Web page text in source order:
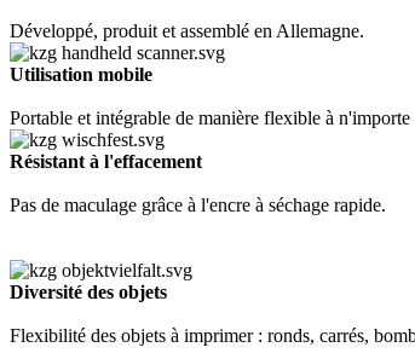
Développé, produit et assemblé en Allemagne.
Utilisation mobile
Portable et intégrable de manière flexible à
Résistant à l'effacement
Pas de maculage grâce à l'encre à séchage rapide.
Diversité des objets
Flexibilité des objets à imprimer : ronds, carrés,